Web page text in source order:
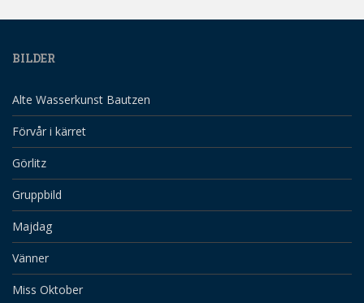
BILDER
Alte Wasserkunst Bautzen
Förvår i kärret
Görlitz
Gruppbild
Majdag
Vänner
Miss Oktober